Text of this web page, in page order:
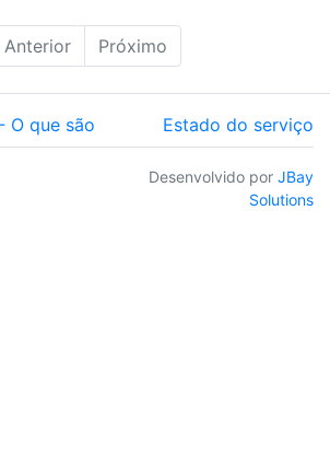
Anterior Próximo
O que são Estado do serviço
Desenvolvido por JBay
Solutions